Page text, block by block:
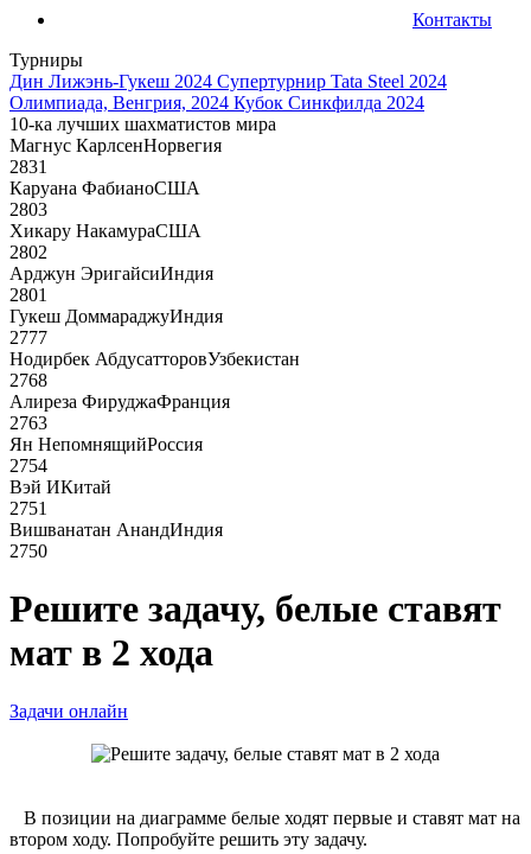
Контакты
Турниры
Дин Лижэнь-Гукеш 2024 Супертурнир Tata Steel 2024
Олимпиада, Венгрия, 2024 Кубок Синкфилда 2024
10-ка лучших шахматистов мира
Магнус КарлсенНорвегия
2831
Каруана ФабианоСША
2803
Хикару НакамураСША
2802
Арджун ЭригайсиИндия
2801
Гукеш ДоммараджуИндия
2777
Нодирбек АбдусатторовУзбекистан
2768
Алиреза ФируджаФранция
2763
Ян НепомнящийРоссия
2754
Вэй ИКитай
2751
Вишванатан АнандИндия
2750
Решите задачу, белые ставят
мат в 2 хода
Задачи онлайн
В позиции на диаграмме белые ходят первые и ставят мат на
втором ходу. Попробуйте решить эту задачу.